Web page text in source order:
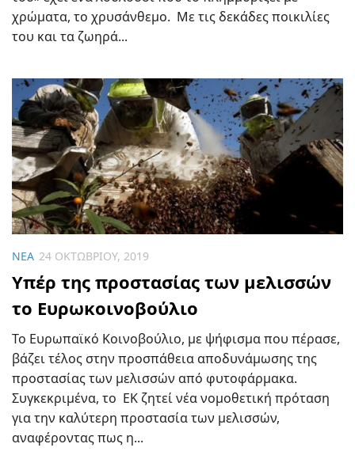
χρώματα, το χρυσάνθεμο. Με τις δεκάδες ποικιλίες
του και τα ζωηρά...
ΝΈΑ 24 ΟΚΤΩΒΡΊΟΥ, 2019
Υπέρ της προστασίας των μελισσών
το Ευρωκοινοβούλιο
Το Ευρωπαϊκό Κοινοβούλιο, με ψήφισμα που πέρασε,
βάζει τέλος στην προσπάθεια αποδυνάμωσης της
προστασίας των μελισσών από φυτοφάρμακα.
Συγκεκριμένα, το ΕΚ ζητεί νέα νομοθετική πρόταση
για την καλύτερη προστασία των μελισσών,
αναφέροντας πως η...